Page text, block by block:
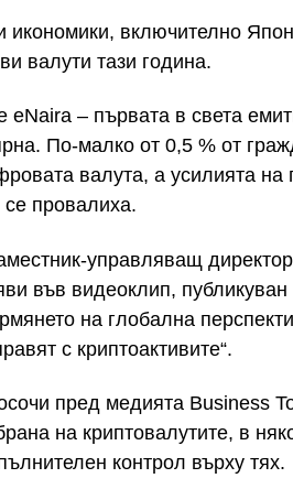
икономики, включително
валути тази година.
eNaira – първата в света
По-малко от 0,5 % от
валута, а усилията на
се провалиха.
управляващ
във видеоклип, публикуван
на глобална
с криптоактивите“.
пред медията Business
на криптовалутите, в
контрол върху тях.